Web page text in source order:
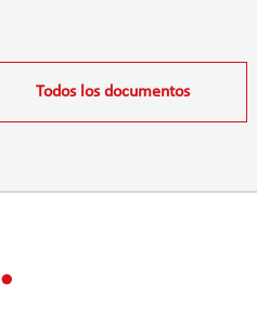
Todos los documentos